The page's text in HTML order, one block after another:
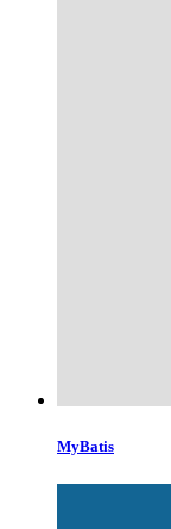
MyBatis